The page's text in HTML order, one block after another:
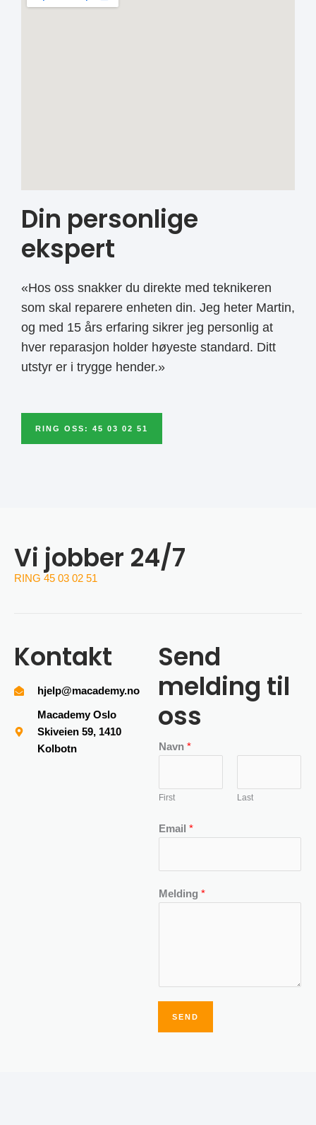
Din personlige
ekspert
«Hos oss snakker du direkte med teknikeren
som skal reparere enheten din. Jeg heter Martin,
og med 15 års erfaring sikrer jeg personlig at
hver reparasjon holder høyeste standard. Ditt
utstyr er i trygge hender.»
RING OSS: 45 03 02 51
Vi jobber 24/7
RING 45 03 02 51
Kontakt
hjelp@macademy.no
Macademy Oslo
Skiveien 59, 1410
Kolbotn
Send
melding til
oss
Navn *
First Last
Email *
Melding *
SEND